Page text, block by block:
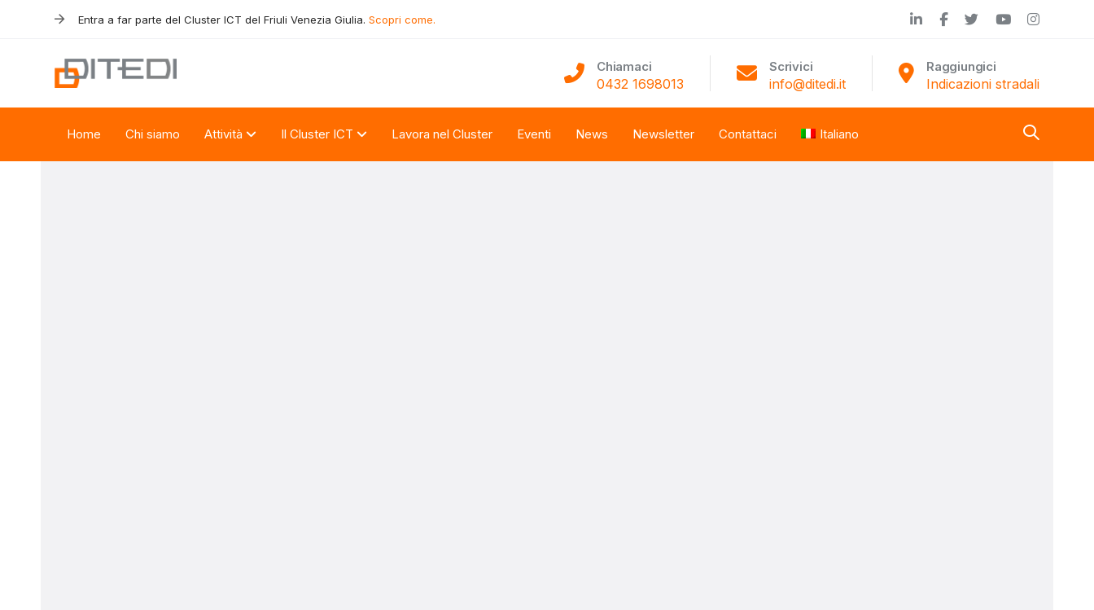
navigation
Entra a far parte del Cluster ICT del Friuli Venezia Giulia. Scopri come.
Chiamaci
0432 1698013
Scrivici
info@ditedi.it
Raggiungici
Indicazioni stradali
Home Chi siamo Attività Il Cluster ICT Lavora nel Cluster Eventi News Newsletter Contattaci Italiano